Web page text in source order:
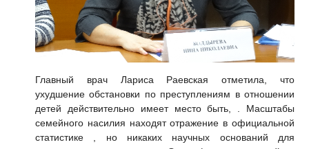
Главный врач Лариса Раевская отметила, что
ухудшение обстановки по преступлениям в отношении
детей действительно имеет место быть, . Масштабы
семейного насилия находят отражение в официальной
статистике , но никаких научных оснований для